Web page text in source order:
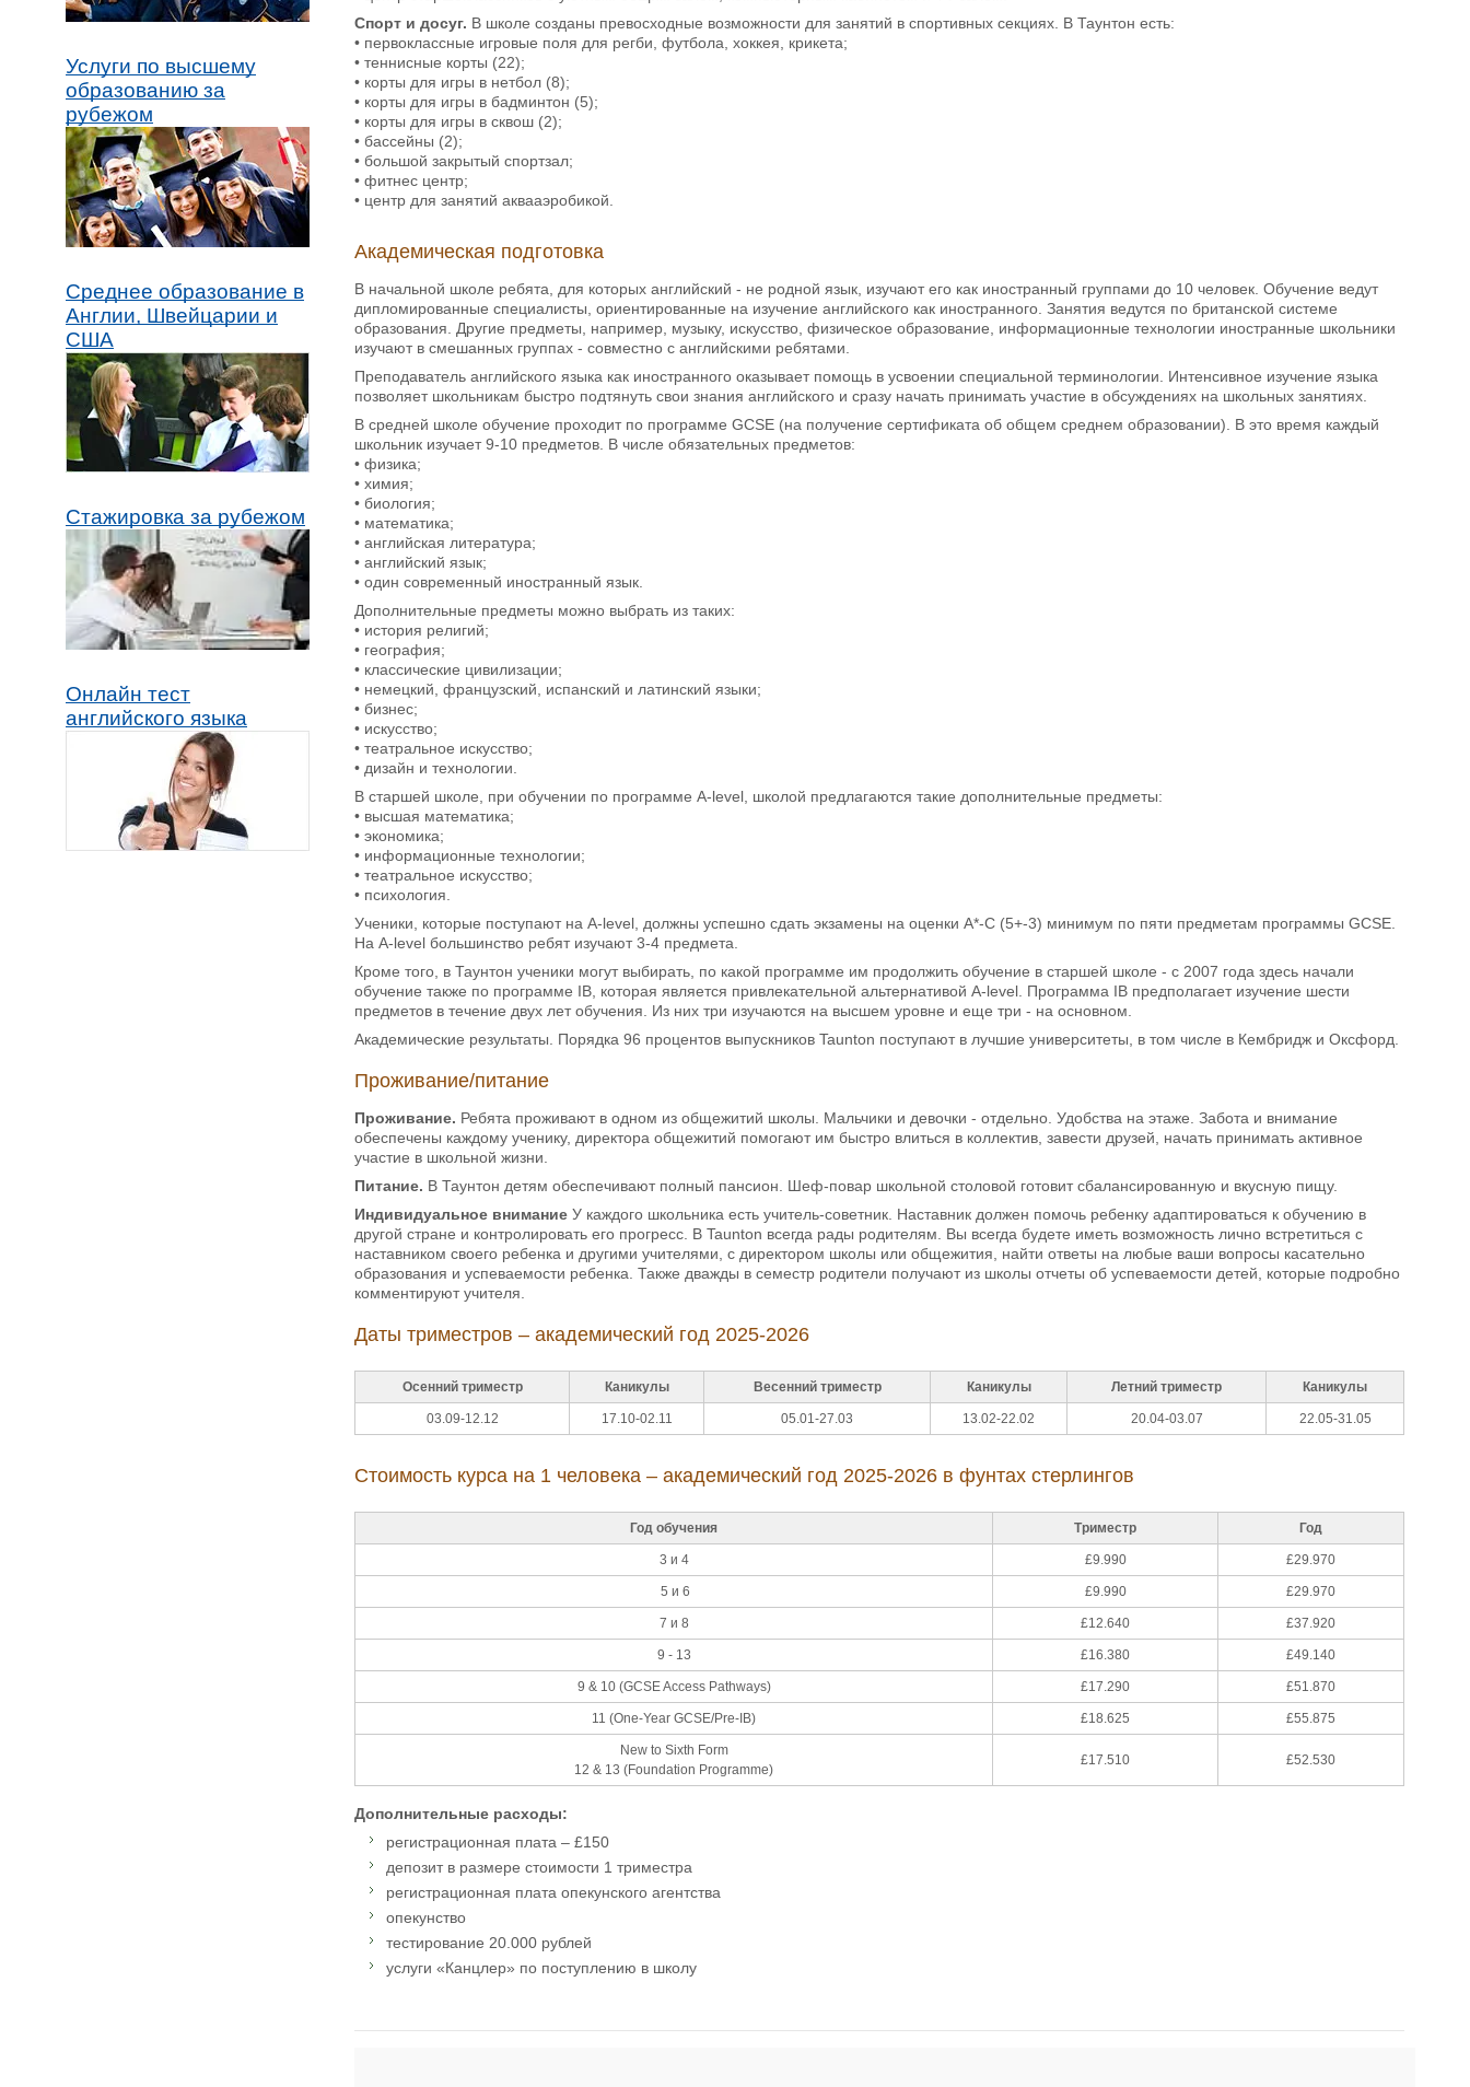
Услуги по высшему
образованию за
рубежом
Среднее образование в
Англии, Швейцарии и
США
Стажировка за рубежом
Онлайн тест
английского языка
Спорт и досуг. В школе созданы превосходные возможности для занятий в спортивных секциях. В Таунтон есть:
• первоклассные игровые поля для регби, футбола, хоккея, крикета;
• теннисные корты (22);
• корты для игры в нетбол (8);
• корты для игры в бадминтон (5);
• корты для игры в сквош (2);
• бассейны (2);
• большой закрытый спортзал;
• фитнес центр;
• центр для занятий аквааэробикой.
Академическая подготовка
В начальной школе ребята, для которых английский - не родной язык, изучают его как иностранный группами до 10 человек. Обучение ведут
дипломированные специалисты, ориентированные на изучение английского как иностранного. Занятия ведутся по британской системе
образования. Другие предметы, например, музыку, искусство, физическое образование, информационные технологии иностранные школьники
изучают в смешанных группах - совместно с английскими ребятами.
Преподаватель английского языка как иностранного оказывает помощь в усвоении специальной терминологии. Интенсивное изучение языка
позволяет школьникам быстро подтянуть свои знания английского и сразу начать принимать участие в обсуждениях на школьных занятиях.
В средней школе обучение проходит по программе GCSE (на получение сертификата об общем среднем образовании). В это время каждый
школьник изучает 9-10 предметов. В числе обязательных предметов:
• физика;
• химия;
• биология;
• математика;
• английская литература;
• английский язык;
• один современный иностранный язык.
Дополнительные предметы можно выбрать из таких:
• история религий;
• география;
• классические цивилизации;
• немецкий, французский, испанский и латинский языки;
• бизнес;
• искусство;
• театральное искусство;
• дизайн и технологии.
В старшей школе, при обучении по программе А-level, школой предлагаются такие дополнительные предметы:
• высшая математика;
• экономика;
• информационные технологии;
• театральное искусство;
• психология.
Ученики, которые поступают на А-level, должны успешно сдать экзамены на оценки А*-С (5+-3) минимум по пяти предметам программы GCSE.
На А-level большинство ребят изучают 3-4 предмета.
Кроме того, в Таунтон ученики могут выбирать, по какой программе им продолжить обучение в старшей школе - с 2007 года здесь начали
обучение также по программе IB, которая является привлекательной альтернативой A-level. Программа IB предполагает изучение шести
предметов в течение двух лет обучения. Из них три изучаются на высшем уровне и еще три - на основном.
Академические результаты. Порядка 96 процентов выпускников Taunton поступают в лучшие университеты, в том числе в Кембридж и Оксфорд.
Проживание/питание
Проживание. Ребята проживают в одном из общежитий школы. Мальчики и девочки - отдельно. Удобства на этаже. Забота и внимание
обеспечены каждому ученику, директора общежитий помогают им быстро влиться в коллектив, завести друзей, начать принимать активное
участие в школьной жизни.
Питание. В Таунтон детям обеспечивают полный пансион. Шеф-повар школьной столовой готовит сбалансированную и вкусную пищу.
Индивидуальное внимание У каждого школьника есть учитель-советник. Наставник должен помочь ребенку адаптироваться к обучению в
другой стране и контролировать его прогресс. В Taunton всегда рады родителям. Вы всегда будете иметь возможность лично встретиться с
наставником своего ребенка и другими учителями, с директором школы или общежития, найти ответы на любые ваши вопросы касательно
образования и успеваемости ребенка. Также дважды в семестр родители получают из школы отчеты об успеваемости детей, которые подробно
комментируют учителя.
Даты триместров – академический год 2025-2026
Осенний триместр Каникулы Весенний триместр Каникулы Летний триместр Каникулы
03.09-12.12 17.10-02.11 05.01-27.03 13.02-22.02 20.04-03.07 22.05-31.05
Стоимость курса на 1 человека – академический год 2025-2026 в фунтах стерлингов
Год обучения Триместр Год
3 и 4 £9.990 £29.970
5 и 6 £9.990 £29.970
7 и 8 £12.640 £37.920
9 - 13 £16.380 £49.140
9 & 10 (GCSE Access Pathways) £17.290 £51.870
11 (One-Year GCSE/Pre-IB) £18.625 £55.875
New to Sixth Form
12 & 13 (Foundation Programme)
£17.510 £52.530
Дополнительные расходы:
регистрационная плата – £150
депозит в размере стоимости 1 триместра
регистрационная плата опекунского агентства
опекунство
тестирование 20.000 рублей
услуги «Канцлер» по поступлению в школу